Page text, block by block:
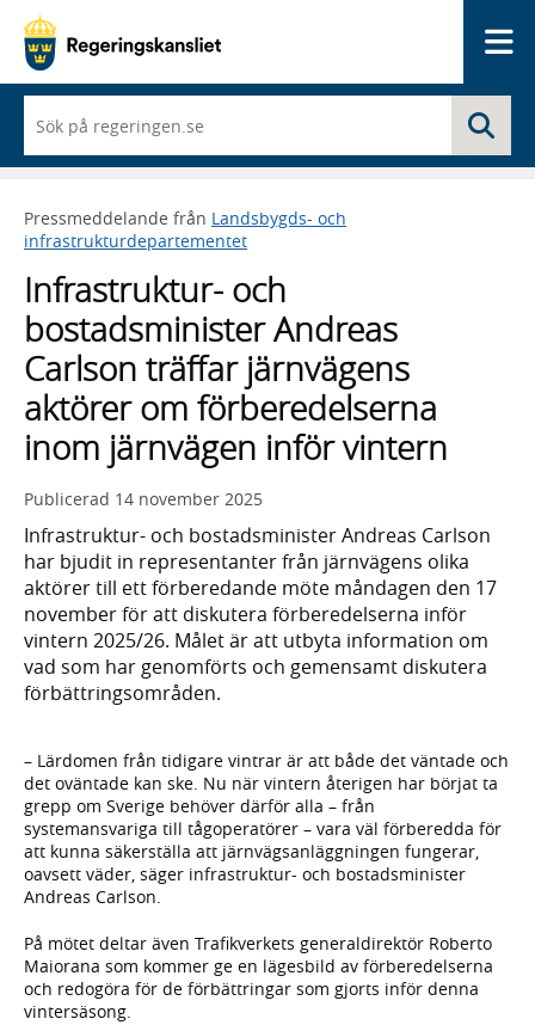
du
börjar
skriva
framträder
en
med
sökförslag
Pressmeddelande från Landsbygds- och
infrastrukturdepartementet
Infrastruktur- och
bostadsminister Andreas
Carlson träffar järnvägens
aktörer om förberedelserna
inom järnvägen inför vintern
Publicerad 14 november 2025
Infrastruktur- och bostadsminister Andreas Carlson
har bjudit in representanter från järnvägens olika
aktörer till ett förberedande möte måndagen den 17
november för att diskutera förberedelserna inför
vintern 2025/26. Målet är att utbyta information om
vad som har genomförts och gemensamt diskutera
förbättringsområden.
– Lärdomen från tidigare vintrar är att både det väntade och
det oväntade kan ske. Nu när vintern återigen har börjat ta
grepp om Sverige behöver därför alla – från
systemansvariga till tågoperatörer – vara väl förberedda för
att kunna säkerställa att järnvägsanläggningen fungerar,
oavsett väder, säger infrastruktur- och bostadsminister
Andreas Carlson.
På mötet deltar även Trafikverkets generaldirektör Roberto
Maiorana som kommer ge en lägesbild av förberedelserna
och redogöra för de förbättringar som gjorts inför denna
vintersäsong.